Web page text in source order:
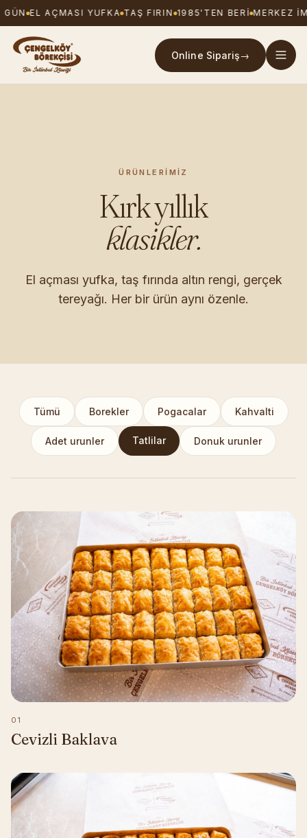
EL AÇMASI YUFKA TAŞ FIRIN 1985'TEN BERI MERKEZ
Online Sipariş→
ÜRÜNLERIMIZ
Kırk yıllık
klasikler.
El açması yufka, taş fırında altın rengi, gerçek
tereyağı. Her bir ürün aynı özenle.
Tümü Borekler Pogacalar Kahvalti
Adet urunler Tatlilar Donuk urunler
01
Cevizli Baklava